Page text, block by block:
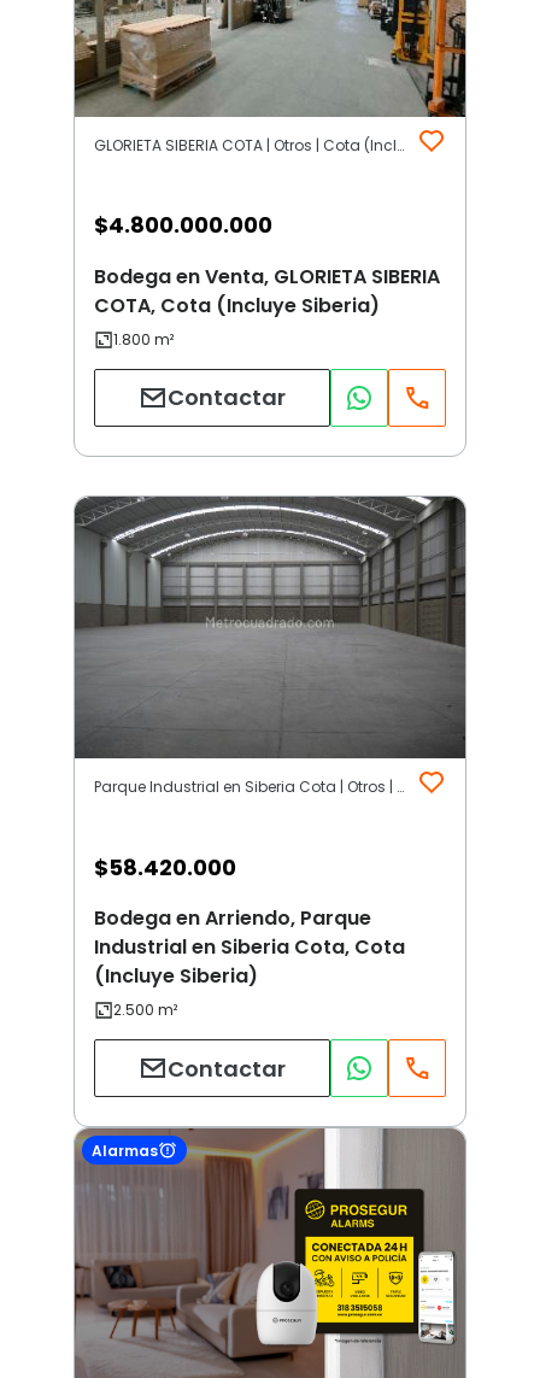
GLORIETA SIBERIA COTA | Otros | Cota (Incluye Siberia)
$4.800.000.000
Bodega en Venta, GLORIETA SIBERIA
COTA, Cota (Incluye Siberia)
Contactar
Parque Industrial en Siberia Cota | Otros | Cota (Incluye Siberia)
$58.420.000
Bodega en Arriendo, Parque
Industrial en Siberia Cota, Cota
(Incluye Siberia)
Contactar
Alarmas